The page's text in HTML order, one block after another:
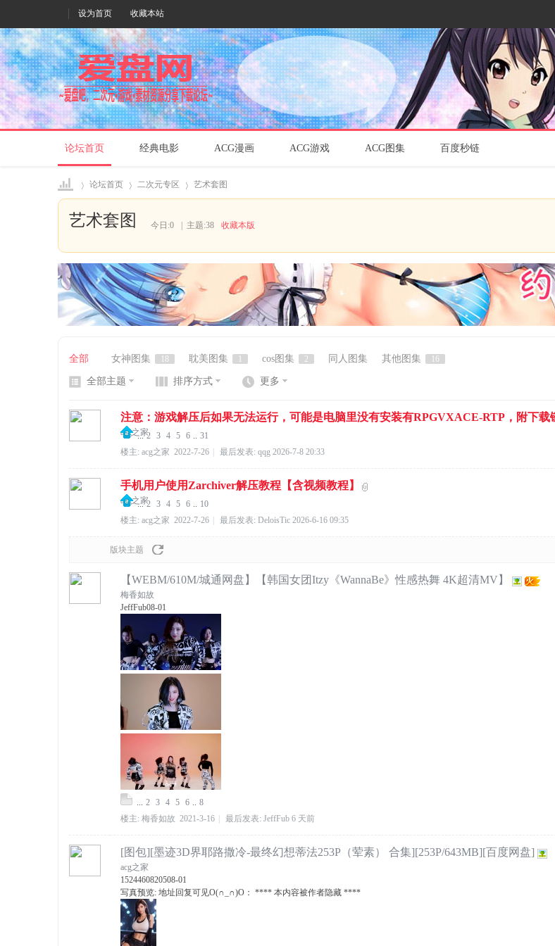
设为首页 收藏本站
论坛首页 经典电影 ACG漫画 ACG游戏 ACG图集 百度秒链
爱盘
论坛首页 二次元专区 艺术套图
艺术套图 今日:0 主题:38 收藏本版
全部 女神图集 18 耽美图集 cos图集 2 同人图集 其他图集 16
全部主题 排序方式 更多
注意：游戏解压后如果无法运行，可能是电脑里没有安装有RPGVXACE-RTP，附下载
acg之家
... 2 3 4 5 6 .. 31
楼主: acg之家 2022-7-26 最后发表: qqg 2026-7-8 20:33
手机用户使用Zarchiver解压教程【含视频教程】
acg之家
... 2 3 4 5 6 .. 10
楼主: acg之家 2022-7-26 最后发表: DeloisTic 2026-6-16 09:35
版块主题
【WEBM/610M/城通网盘】【韩国女团Itzy《WannaBe》性感热舞 4K超清MV】
梅香如故
JeffFub08-01
... 2 3 4 5 6 .. 8
楼主: 梅香如故 2021-3-16 最后发表: JeffFub 6 天前
[图包][墨迹3D界耶路撒冷-最终幻想蒂法253P（荤素） 合集][253P/643MB][百度网盘]
acg之家
1524460820508-01
写真预览: 地址回复可见O(∩_∩)O： **** 本内容被作者隐藏 ****